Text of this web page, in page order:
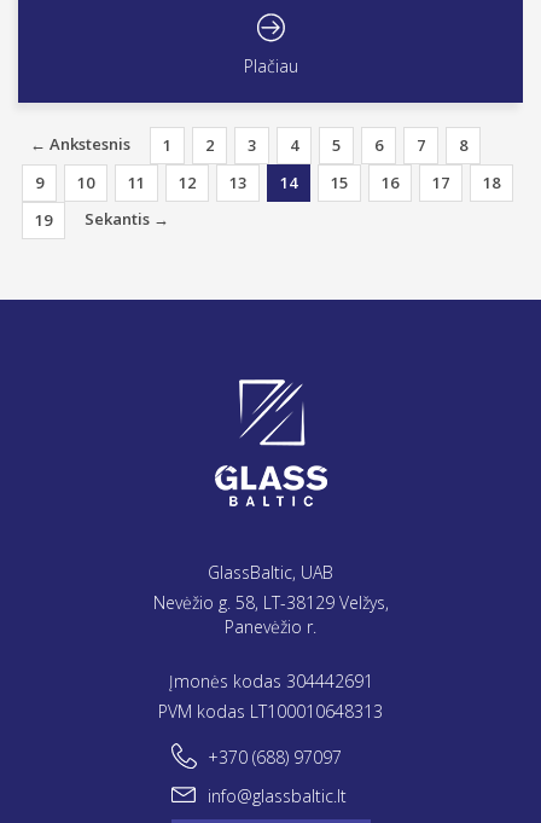
Plačiau
← Ankstesnis 1 2 3 4 5 6 7
8
9
10 11 12 13 14 15 16 17
18
19
Sekantis →
GlassBaltic, UAB
Nevėžio g. 58, LT-38129 Velžys,
Panevėžio r.
Įmonės kodas 304442691
PVM kodas LT100010648313
+370 (688) 97097
info@glassbaltic.lt